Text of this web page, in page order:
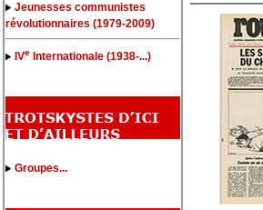
Jeunesses communistes
révolutionnaires (1979-2009)
IVe Internationale (1938-...)
Groupes...